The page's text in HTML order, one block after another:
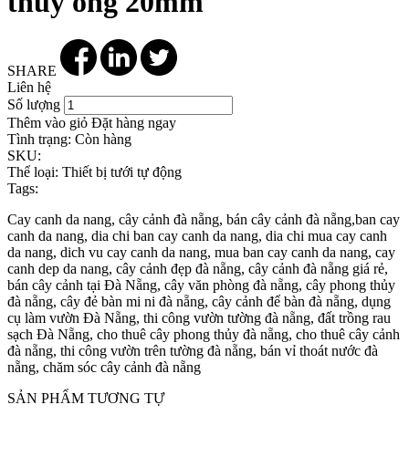
SHARE
Liên hệ
Số lượng
Thêm vào giỏ Đặt hàng ngay
Tình trạng: Còn hàng
SKU:
Thể loại: Thiết bị tưới tự động
Tags:
Cay canh da nang, cây cảnh đà nẵng, bán cây cảnh đà nẵng,ban cay
canh da nang, dia chi ban cay canh da nang, dia chi mua cay canh
da nang, dich vu cay canh da nang, mua ban cay canh da nang, cay
canh dep da nang, cây cảnh đẹp đà nẵng, cây cảnh đà nẵng giá rẻ,
bán cây cảnh tại Đà Nẵng, cây văn phòng đà nẵng, cây phong thủy
đà nẵng, cây đẻ bàn mi ni đà nẵng, cây cảnh để bàn đà nẵng, dụng
cụ làm vườn Đà Nẵng, thi công vườn tường đà nẵng, đất trồng rau
sạch Đà Nẵng, cho thuê cây phong thủy đà nẵng, cho thuê cây cảnh
đà nẵng, thi công vườn trên tường đà nẵng, bán vỉ thoát nước đà
nẵng, chăm sóc cây cảnh đà nẵng
SẢN PHẨM TƯƠNG TỰ